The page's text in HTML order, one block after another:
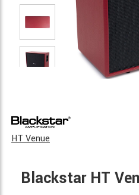
HT Venue
Blackstar HT